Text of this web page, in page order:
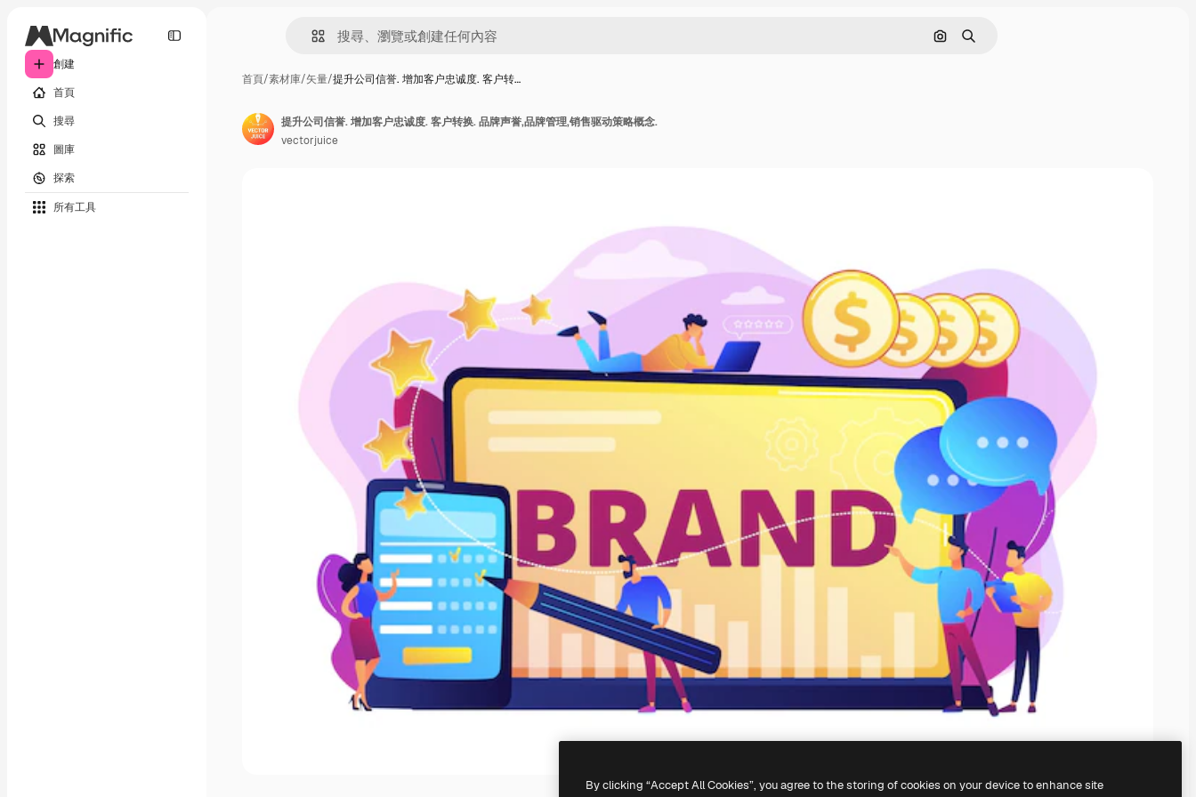
創建
首頁
搜尋
圖庫
探索
所有工具
通過圖像搜索
搜尋
首頁/素材庫/矢量/提升公司信誉. 增加客户忠诚度. 客户转…
提升公司信誉. 增加客户忠诚度. 客户转换. 品牌声誉,品牌管理,销售驱动策略概念.
vectorjuice
By clicking “Accept All Cookies”, you agree to the storing of cookies on your device to enhance site